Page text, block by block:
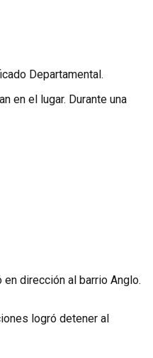
Departamental.
en el lugar. Durante una
dirección al barrio Anglo.
logró detener al